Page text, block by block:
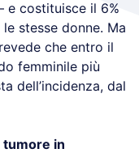
e costituisce il 6%
stesse donne. Ma
che entro il
femminile più
dell’incidenza, dal
tumore in